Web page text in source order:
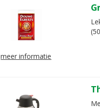
meer informatie